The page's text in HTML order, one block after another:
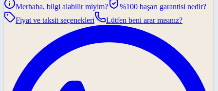
Merhaba, bilgi alabilir miyim?
%100 başarı garantisi nedir?
Fiyat ve taksit seçenekleri
Lütfen beni arar mısınız?